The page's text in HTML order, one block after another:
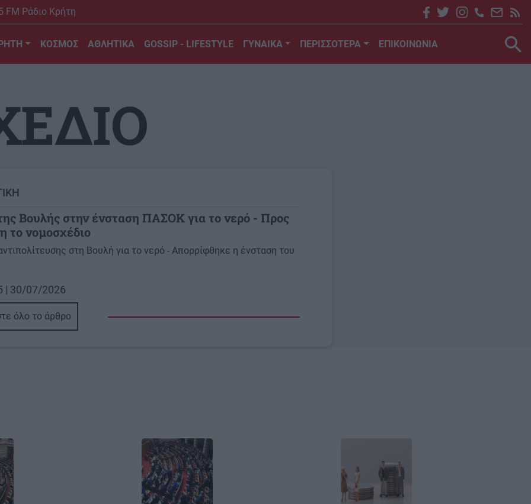
FM Ράδιο Κρήτη
ΚΟΣΜΟΣ ΑΘΛΗΤΙΚΑ GOSSIP - LIFESTYLE ΓΥΝΑΙΚΑ ΠΕΡΙΣΣΟΤΕΡΑ ΕΠΙΚΟΙΝΩΝΙΑ
Βουλής στην ένσταση ΠΑΣΟΚ για το νερό - Προς
το νομοσχέδιο
στη Βουλή για το νερό - Απορρίφθηκε η ένσταση του
| 30/07/2026
όλο το άρθρο
Image